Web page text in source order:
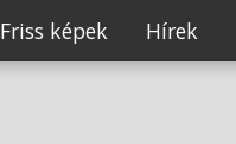
Friss képek Hírek